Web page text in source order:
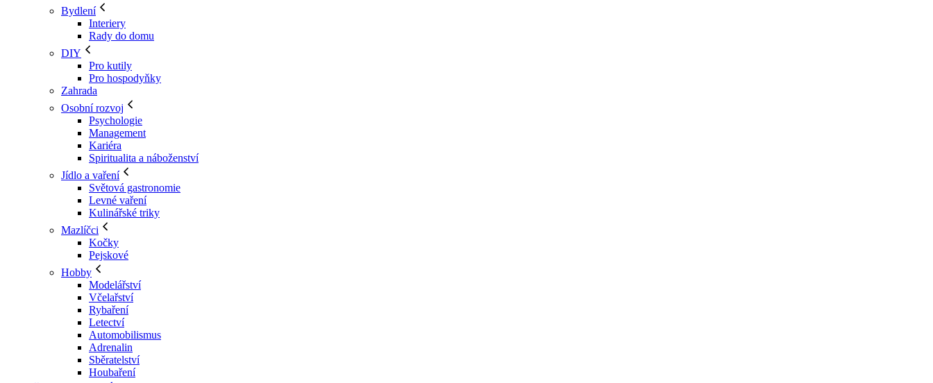
Bydlení
Interiery
Rady do domu
DIY
Pro kutily
Pro hospodyňky
Zahrada
Osobní rozvoj
Psychologie
Management
Kariéra
Spiritualita a náboženství
Jídlo a vaření
Světová gastronomie
Levné vaření
Kulinářské triky
Mazlíčci
Kočky
Pejskové
Hobby
Modelářství
Včelařství
Rybaření
Letectví
Automobilismus
Adrenalin
Sběratelství
Houbaření